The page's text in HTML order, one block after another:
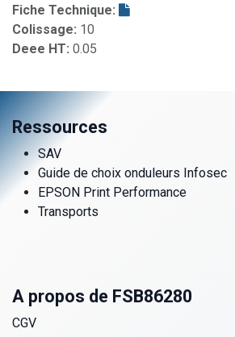
Fiche Technique:
Colissage: 10
Deee HT: 0.05
Ressources
SAV
Guide de choix onduleurs Infosec
EPSON Print Performance
Transports
A propos de FSB86280
CGV